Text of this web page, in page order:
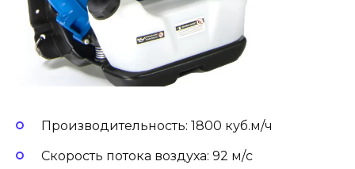
Производительность: 1800 куб.м/ч
Скорость потока воздуха: 92 м/с